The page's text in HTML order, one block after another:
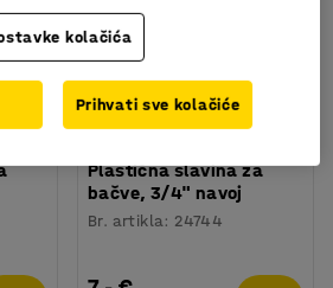
Plastična slavina za
bačve, 3/4" navoj
Br. artikla: 24744
kolačića
Prihvati sve kolačiće